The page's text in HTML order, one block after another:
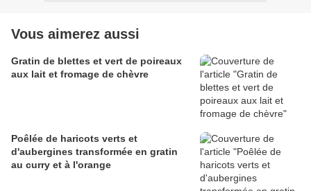
Vous aimerez aussi
Gratin de blettes et vert de poireaux
aux lait et fromage de chèvre
Poêlée de haricots verts et
d'aubergines transformée en gratin
au curry et à l'orange